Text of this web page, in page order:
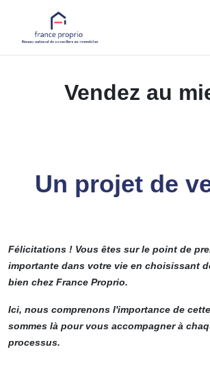
Vendez au mieux
Vendez au
Un projet de
Félicitations ! Vous êtes sur le point de
importante dans votre vie en choisissant
bien chez France Proprio.
Ici, nous comprenons l'importance de
sommes là pour vous accompagner à
processus.